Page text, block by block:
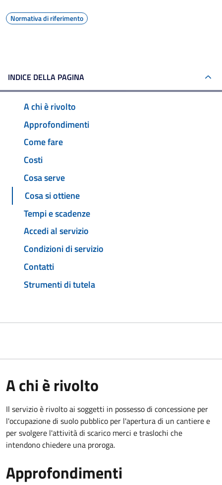
Normativa di riferimento
INDICE DELLA PAGINA
A chi è rivolto
Approfondimenti
Come fare
Costi
Cosa serve
Cosa si ottiene
Tempi e scadenze
Accedi al servizio
Condizioni di servizio
Contatti
Strumenti di tutela
A chi è rivolto
Il servizio è rivolto ai soggetti in possesso di concessione per
l'occupazione di suolo pubblico per l'apertura di un cantiere e
per svolgere l'attività di scarico merci e traslochi che
intendono chiedere una proroga.
Approfondimenti